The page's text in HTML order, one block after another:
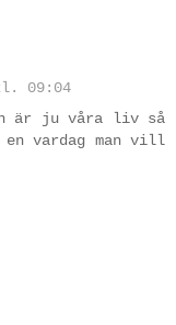
09:04
är ju våra liv så
en vardag man vill